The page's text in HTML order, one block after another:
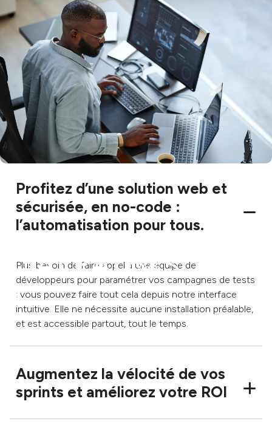
Profitez d’une solution web et
sécurisée, en no-code :
l’automatisation pour tous.
Plus besoin de faire appel à une équipe de
développeurs pour paramétrer vos campagnes de tests
: vous pouvez faire tout cela depuis notre interface
intuitive. Elle ne nécessite aucune installation préalable,
et est accessible partout, tout le temps.
Augmentez la vélocité de vos
sprints et améliorez votre ROI